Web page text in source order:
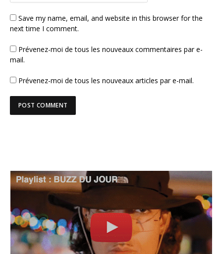
Save my name, email, and website in this browser for the
next time I comment.
Prévenez-moi de tous les nouveaux commentaires par e-
mail.
Prévenez-moi de tous les nouveaux articles par e-mail.